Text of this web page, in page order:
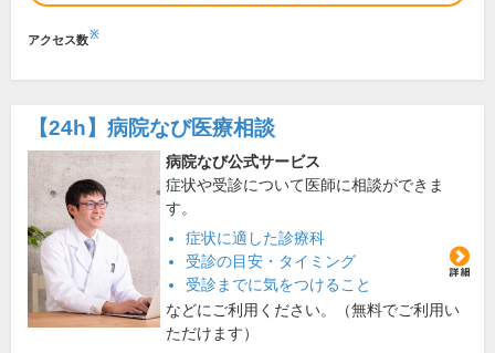
アクセス数※
【24h】 病院なび医療相談
病院なび公式サービス
症状や受診について医師に相談ができま
す。
症状に適した診療科
受診の目安・タイミング
受診までに気をつけること
などにご利用ください。（無料でご利用い
ただけます）